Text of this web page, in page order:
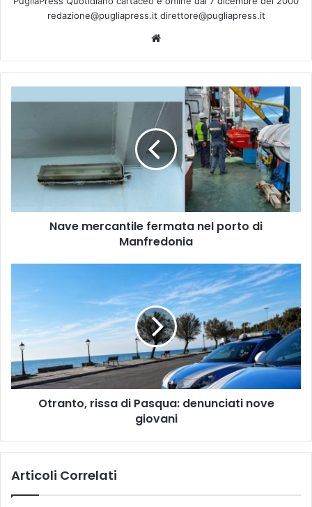
redazione@pugliapress.it direttore@pugliapress.it
Manfredonia
Nave mercantile fermata nel porto di
Manfredonia
denunciati
nove
giovani
Otranto, rissa di Pasqua: denunciati nove
giovani
Articoli Correlati